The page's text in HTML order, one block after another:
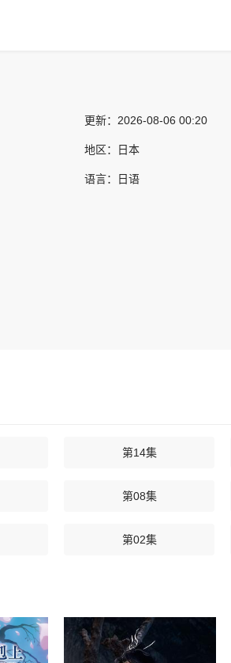
更新： 2026-08-06 00:20
地区： 日本
语言： 日语
第14集
第08集
第02集